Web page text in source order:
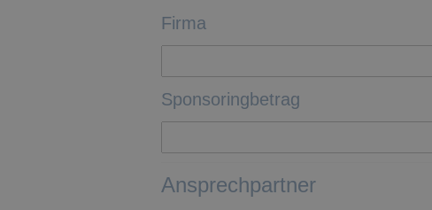
Firma
Sponsoringbetrag
Ansprechpartner